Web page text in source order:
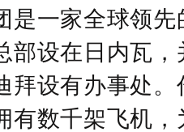
是一家全球领
部设在日内瓦
拜设有办事处
有数千架飞机